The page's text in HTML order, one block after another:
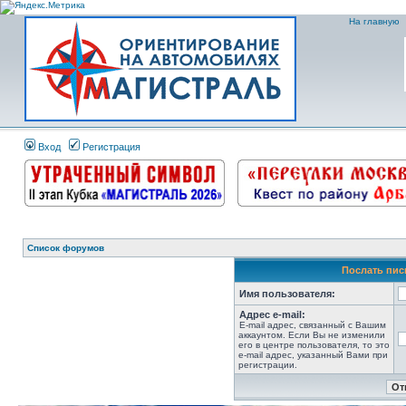
На главную
Вход Регистрация
Список форумов
Послать
Имя пользователя:
Адрес e-mail:
E-mail адрес, связанный с Вашим
аккаунтом. Если Вы не изменили
его в центре пользователя, то это
e-mail адрес, указанный Вами при
регистрации.